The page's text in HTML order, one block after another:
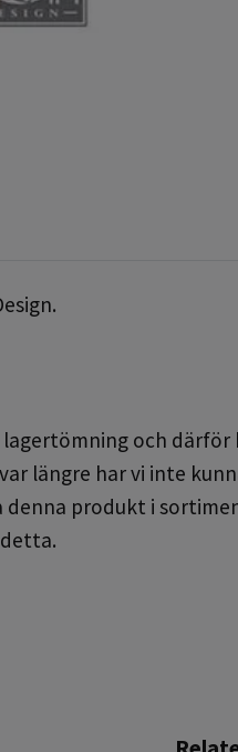
lagertömning och
längre har vi inte
produkt i